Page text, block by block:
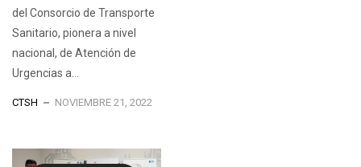
del Consorcio de Transporte
Sanitario, pionera a nivel
nacional, de Atención de
Urgencias a...
CTSH NOVIEMBRE 21, 2022